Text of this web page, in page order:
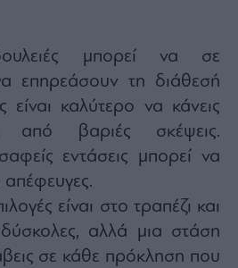
μπορεί να σε
επηρεάσουν τη διάθεσή
καλύτερο να κάνεις
βαριές σκέψεις.
εντάσεις μπορεί να
είναι στο τραπέζι και
δύσκολες, αλλά μια στάση
σε κάθε πρόκληση που